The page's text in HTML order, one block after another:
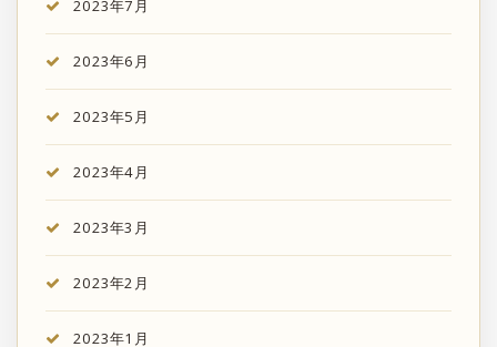
2023年7月
2023年6月
2023年5月
2023年4月
2023年3月
2023年2月
2023年1月